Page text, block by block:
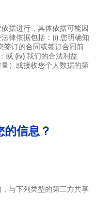
据进行，具体依据可能因
律依据包括：(i) 您明确知
签订的合同或签订合同前
或 (iv) 我们的合法利益
）或接收您个人数据的第
的信息？
与下列类型的第三方共享